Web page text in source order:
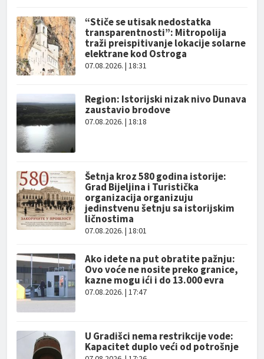
“Stiče se utisak nedostatka
transparentnosti”: Mitropolija
traži preispitivanje lokacije solarne
elektrane kod Ostroga
07.08.2026. | 18:31
Region: Istorijski nizak nivo Dunava
zaustavio brodove
07.08.2026. | 18:18
Šetnja kroz 580 godina istorije:
Grad Bijeljina i Turistička
organizacija organizuju
jedinstvenu šetnju sa istorijskim
ličnostima
07.08.2026. | 18:01
Ako idete na put obratite pažnju:
Ovo voće ne nosite preko granice,
kazne mogu ići i do 13.000 evra
07.08.2026. | 17:47
U Gradišci nema restrikcije vode:
Kapacitet duplo veći od potrošnje